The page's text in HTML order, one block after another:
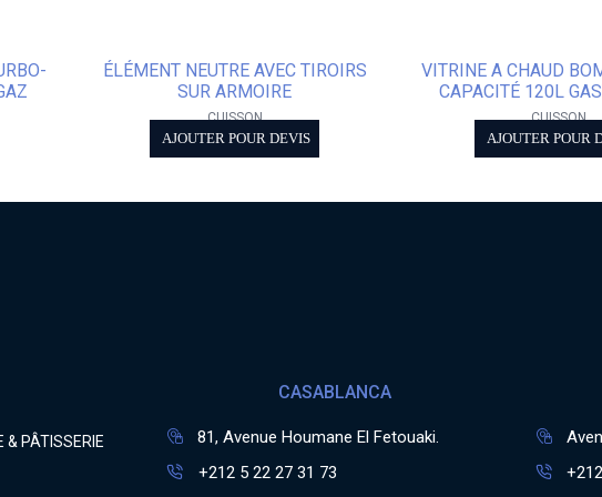
ÉLÉMENT NEUTRE AVEC TIROIRS
SUR ARMOIRE
CUISSON
AJOUTER POUR DEVIS
VITRINE A CHAUD
CAPACITÉ 120L
CUISSON
AJOUTER POUR
& PÂTISSERIE
CASABLANCA
81, Avenue Houmane El Fetouaki.
+212 5 22 27 31 73